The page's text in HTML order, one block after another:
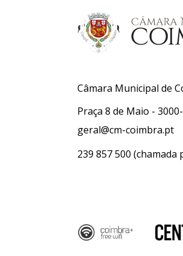
Câmara Municipal de
Praça 8 de Maio -
geral@cm-coimbra.pt
239 857 500 (chamada